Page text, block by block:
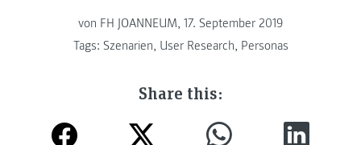
von FH JOANNEUM, 17. September 2019
Tags: Szenarien, User Research, Personas
Share this: